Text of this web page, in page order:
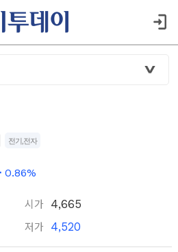
전기,전자
0.86%
시가 4,665
저가 4,520